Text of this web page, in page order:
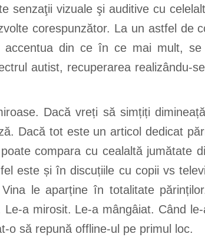
senzaţii vizuale şi auditive cu
corespunzător. La un astfel de
din ce în ce mai mult,
autist, recuperarea realizându-
Dacă vreți să simțiți
Dacă tot este un articol dedicat
compara cu cealaltă jumătate
este și în discuțiile cu copii vs
le aparține în totalitate
a mirosit. Le-a mângâiat. Când
o să repună offline-ul pe primul loc.